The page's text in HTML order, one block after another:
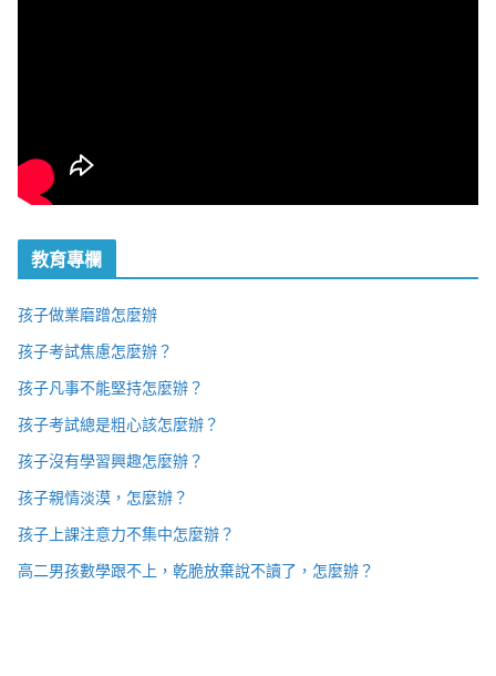
教育專欄
孩子做業磨蹭怎麼辦
孩子考試焦慮怎麼辦？
孩子凡事不能堅持怎麼辦？
孩子考試總是粗心該怎麼辦？
孩子沒有學習興趣怎麼辦？
孩子親情淡漠，怎麼辦？
孩子上課注意力不集中怎麼辦？
高二男孩數學跟不上，乾脆放棄說不讀了，怎麼辦？